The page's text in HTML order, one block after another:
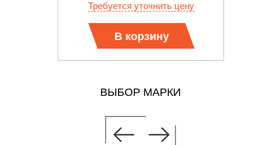
Требуется уточнить цену
В корзину
ВЫБОР МАРКИ